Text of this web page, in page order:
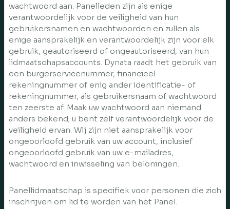
wachtwoord aan. Panelleden zijn als enige
verantwoordelijk voor de veiligheid van hun
gebruikersnamen en wachtwoorden en zullen als
enige aansprakelijk en verantwoordelijk zijn voor elk
gebruik, geautoriseerd of ongeautoriseerd, van hun
lidmaatschapsaccounts. Dynata raadt het gebruik van
een burgerservicenummer, financieel
rekeningnummer of enig ander identificatie- of
rekeningnummer, als gebruikersnaam of wachtwoord
ten zeerste af. Maak uw wachtwoord aan niemand
anders bekend; u bent zelf verantwoordelijk voor de
veiligheid ervan. Wij zijn niet aansprakelijk voor
ongeoorloofd gebruik van uw account, inclusief
ongeoorloofd gebruik van uw e-mailadres,
wachtwoord en inwisseling van beloningen.
Panellidmaatschap is specifiek voor personen die zich
inschrijven om lid te worden van het Panel.